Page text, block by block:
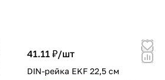
41.11 ₽/шт
DIN-рейка EKF 22,5 cм